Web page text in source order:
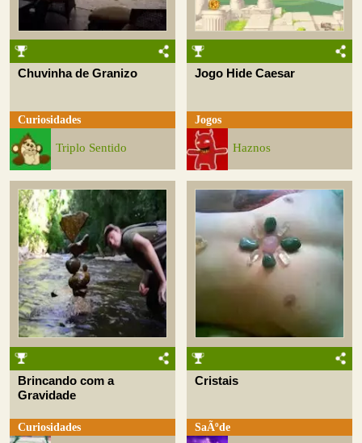
Chuvinha de Granizo
Curiosidades
Triplo Sentido
Jogo Hide Caesar
Jogos
Haznos
Brincando com a
Gravidade
Curiosidades
Cristais
SaÃºde